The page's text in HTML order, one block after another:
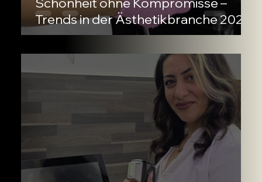
Trends in der Ästhetikbranche 2025